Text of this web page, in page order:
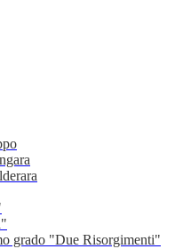
grado "Due Risorgimenti"